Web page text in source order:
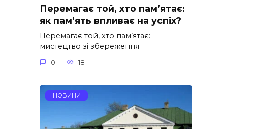
Перемагає той, хто пам’ятає:
як пам’ять впливає на успіх?
Перемагає той, хто пам’ятає:
мистецтво зі збереження
0 18
НОВИНИ